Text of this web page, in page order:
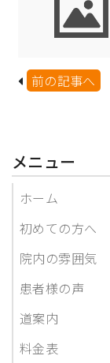
前の記事へ
メニュー
ホーム
初めての方へ
院内の雰囲気
患者様の声
道案内
料金表